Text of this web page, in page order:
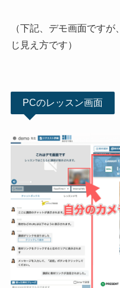
（下記、デモ画面です
じ見え方です）
PCのレッスン画面